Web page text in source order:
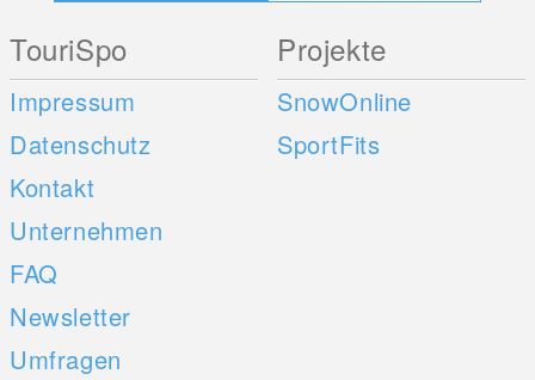
TouriSpo
Impressum
Datenschutz
Kontakt
Unternehmen
FAQ
Newsletter
Umfragen
Projekte
SnowOnline
SportFits